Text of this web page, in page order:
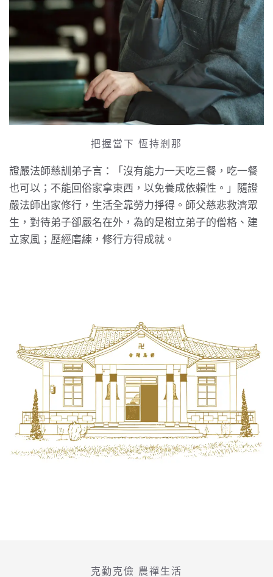
把握當下 恆持剎那
證嚴法師慈訓弟子言：「沒有能力一天吃三餐，吃一餐
也可以；不能回俗家拿東西，以免養成依賴性。」隨證
嚴法師出家修行，生活全靠勞力掙得。師父慈悲救濟眾
生，對待弟子卻嚴名在外，為的是樹立弟子的僧格、建
立家風；歷經磨練，修行方得成就。
克勤克儉 農禪生活